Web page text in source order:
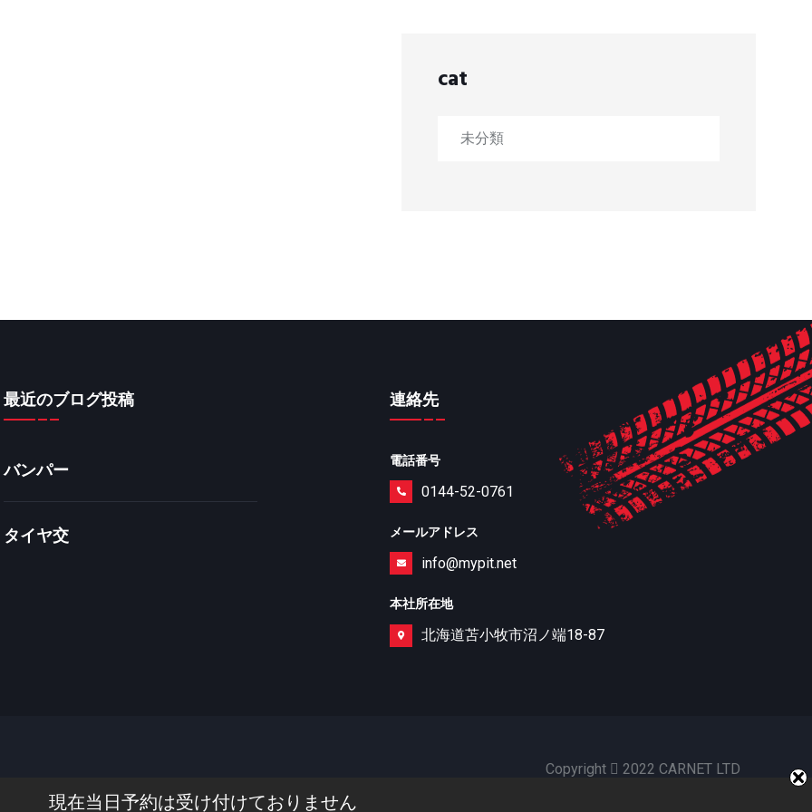
cat
未分類
最近のブログ投稿
バンパー
タイヤ交
連絡先
電話番号
0144-52-0761
メールアドレス
info@mypit.net
本社所在地
北海道苫小牧市沼ノ端18-87
Copyright 2022 CARNET LTD
現在当日予約は受け付けておりません